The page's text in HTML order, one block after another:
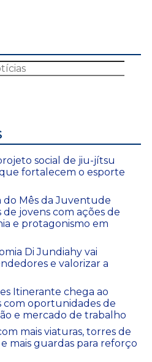
social de jiu-jítsu
fortalecem o esporte
do Mês da Juventude
jovens com ações de
e protagonismo em
Di Jundiahy vai
e valorizar a
Itinerante chega ao
com oportunidades de
e mercado de trabalho
mais viaturas, torres de
mais guardas para reforço